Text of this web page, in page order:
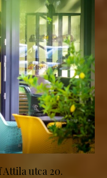
Attila utca 20.